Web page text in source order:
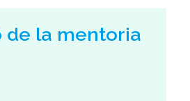
de la mentoria